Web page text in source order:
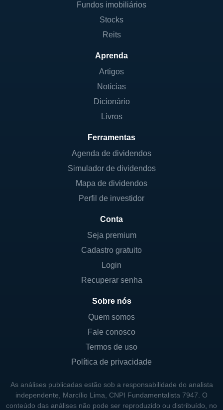
Fundos imobiliários
Stocks
Reits
Aprenda
Artigos
Notícias
Dicionário
Livros
Ferramentas
Agenda de dividendos
Simulador de dividendos
Mapa de dividendos
Perfil de investidor
Conta
Seja premium
Cadastro gratuito
Login
Recuperar senha
Sobre nós
Quem somos
Fale conosco
Termos de uso
Política de privacidade
As análises publicadas estão sob a responsabilidade do analista
independente, Marcílio Lima, CNPI Fundamentalista 7947. O
conteúdo das análises não pode ser reproduzido ou distribuído, no